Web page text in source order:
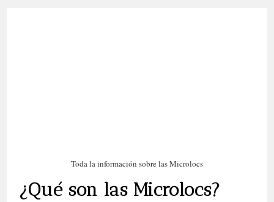
Toda la información sobre las Microlocs
¿Qué son las Microlocs?